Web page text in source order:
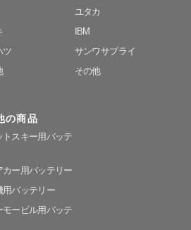
ツ
ユタカ
IBM
サンワサプライ
その他
の商品
トスキー用バッテ
カー用バッテリー
用バッテリー
モービル用バッテ